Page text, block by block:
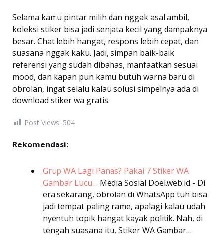
Selama kamu pintar milih dan nggak asal ambil,
koleksi stiker bisa jadi senjata kecil yang dampaknya
besar. Chat lebih hangat, respons lebih cepat, dan
suasana nggak kaku. Jadi, simpan baik-baik
referensi yang sudah dibahas, manfaatkan sesuai
mood, dan kapan pun kamu butuh warna baru di
obrolan, ingat selalu kalau solusi simpelnya ada di
download stiker wa gratis.
Post Views: 504
Rekomendasi:
Grup WA Lagi Panas? Pakai 7 Stiker WA
Gambar Lucu… Media Sosial Doel.web.id - Di
era sekarang, obrolan di WhatsApp tuh bisa
jadi tempat paling rame, apalagi kalau udah
nyentuh topik hangat kayak politik. Nah, di
tengah suasana itu, Stiker WA Gambar…